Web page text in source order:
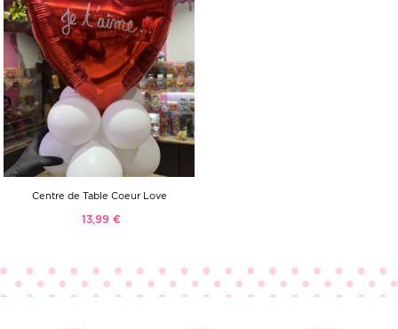
Centre de Table Coeur Love
13,99 €